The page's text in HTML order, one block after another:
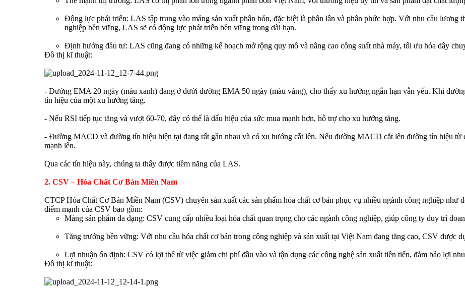
Động lực phát triển: LAS tập trung vào mảng sản xuất phân bón, đặc biệt là phân lân và phân phức hợp. Với nhu cầu lương
nghiệp bền vững, LAS sẽ có động lực phát triển bền vững trong dài hạn.
Định hướng đầu tư: LAS cũng đang có những kế hoạch mở rộng quy mô và nâng cao công suất nhà máy, tối ưu hóa dây
Đồ thị kĩ thuật:
- Đường EMA 20 ngày (màu xanh) đang ở dưới đường EMA 50 ngày (màu vàng), cho thấy xu hướng ngắn hạn vẫn yếu. Khi
tín hiệu của một xu hướng tăng.
- Nếu RSI tiếp tục tăng và vượt 60-70, đây có thể là dấu hiệu của sức mua mạnh hơn, hỗ trợ cho xu hướng tăng.
- Đường MACD và đường tín hiệu hiện tại đang rất gần nhau và có xu hướng cắt lên. Nếu đường MACD cắt lên đường tín hiệu từ
mạnh lên.
Qua các tín hiệu này, chúng ta thấy được tiềm năng của LAS.
2. CSV – Hóa Chất Cơ Bản Miền Nam
CTCP Hóa Chất Cơ Bản Miền Nam (CSV) chuyên sản xuất các sản phẩm hóa chất cơ bản phục vụ nhiều ngành công nghiệp
điểm mạnh của CSV bao gồm:
Mảng sản phẩm đa dạng: CSV cung cấp nhiều loại hóa chất quan trọng cho các ngành công nghiệp, giúp công ty duy trì
Tăng trưởng bền vững: Với nhu cầu hóa chất cơ bản trong công nghiệp và sản xuất tại Việt Nam đang tăng cao, CSV được
Lợi nhuận ổn định: CSV có lợi thế từ việc giảm chi phí đầu vào và tận dụng các công nghệ sản xuất tiên tiến, đảm bảo lợi
Đồ thị kĩ thuật: